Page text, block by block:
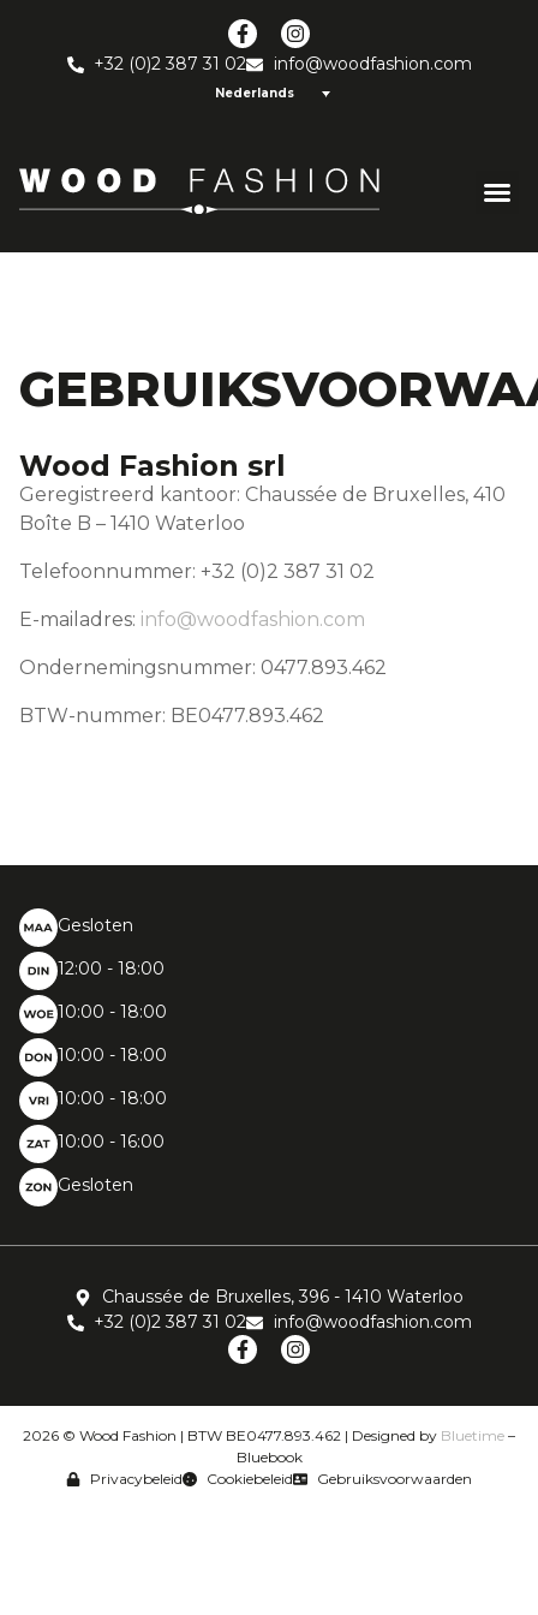
+32 (0)2 387 31 02 info@woodfashion.com
Nederlands
Wood Fashion srl
Geregistreerd kantoor: Chaussée de Bruxelles, 410
Boîte B – 1410 Waterloo
Telefoonnummer: +32 (0)2 387 31 02
E-mailadres: info@woodfashion.com
Ondernemingsnummer: 0477.893.462
BTW-nummer: BE0477.893.462
Gesloten
12:00 - 18:00
10:00 - 18:00
10:00 - 18:00
10:00 - 18:00
10:00 - 16:00
Gesloten
Chaussée de Bruxelles, 396 - 1410 Waterloo
+32 (0)2 387 31 02
info@woodfashion.com
2026 © Wood Fashion | BTW BE0477.893.462 | Designed by Bluetime –
Bluebook
Privacybeleid
Cookiebeleid Gebruiksvoorwaarden